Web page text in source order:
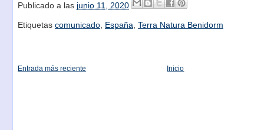
Publicado a las junio 11, 2020
Etiquetas comunicado, España, Terra Natura Benidorm
Entrada más reciente Inicio